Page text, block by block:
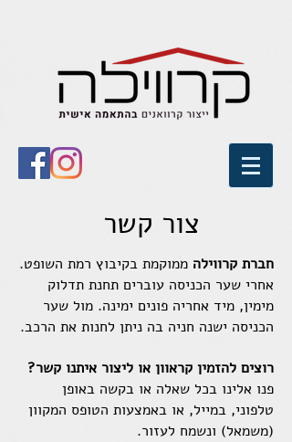
צור קשר
חברת קרווילה ממוקמת בקיבוץ רמת השופט.
אחרי שער הכניסה עוברים תחנת תדלוק
מימין, מיד אחריה פונים ימינה.​ מול שער
הכניסה ישנה חניה בה ניתן לחנות את הרכב.
רוצים להזמין קראוון או ליצור איתנו קשר?
פנו אלינו בכל שאלה או בקשה באופן
טלפוני, במייל, או באמצעות הטופס המקוון
(משמאל) ונשמח לעזור.